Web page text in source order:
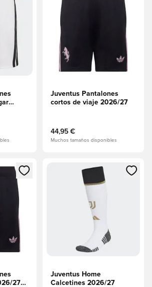
Juventus Pantalones
cortos de viaje 2026/27
44,95 €
Muchos tamaños disponibles
iniciar sesión o registrarse como
27
Abre un modal para iniciar
Juventus Home
Calcetines 2026/27